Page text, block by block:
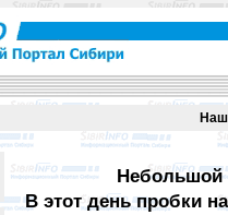
Небольшой
В этот день пробки